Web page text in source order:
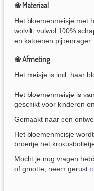
❀ Materiaal
Het bloemenmeisje met
wolvilt, vulwol 100%
en katoenen pijpenrager.
❀ Afmeting
Het meisje is incl. haar
Het bloemenmeisje is
geschikt voor kinderen
Gemaakt naar een
Het bloemenmeisje
broertje het
Mocht je nog vragen
of grootte, neem gerust